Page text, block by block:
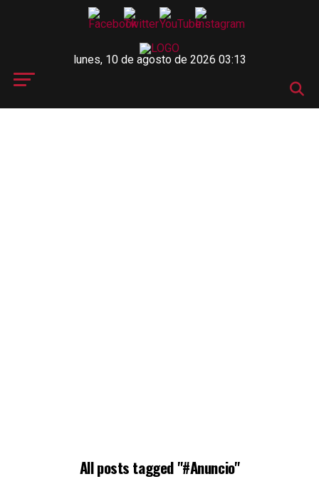
lunes, 10 de agosto de 2026 03:13
All posts tagged "#Anuncio"